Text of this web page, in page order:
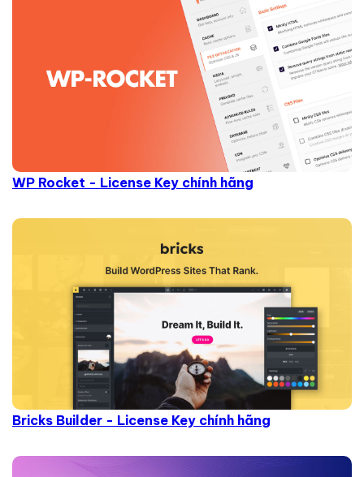
WP Rocket - License Key chính hãng
Bricks Builder - License Key chính hãng